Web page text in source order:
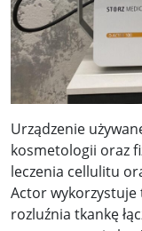
Urządzenie
kosmetologii oraz
leczenia cellulitu
Actor
rozluźnia tkankę